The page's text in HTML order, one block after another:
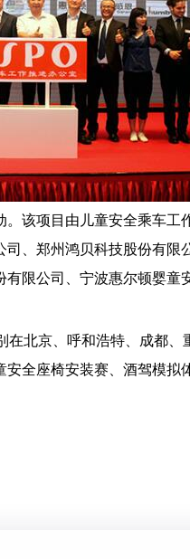
该项目由儿童安全乘车工
、郑州鸿贝科技股份有限
限公司、宁波惠尔顿婴童
北京、呼和浩特、成都、
全座椅安装赛、酒驾模拟